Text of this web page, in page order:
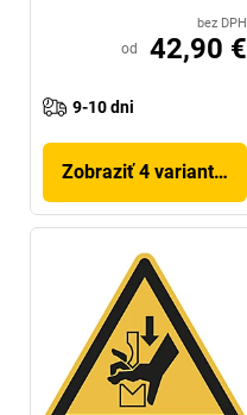
bez DPH
od 42,90 €
9-10 dni
Zobraziť 4 variantov